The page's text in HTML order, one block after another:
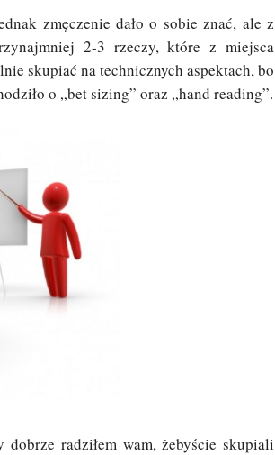
zmęczenie dało o sobie znać, ale z
2-3 rzeczy, które z miejsca
skupiać na technicznych aspektach, bo
o „bet sizing” oraz „hand reading”.
dobrze radziłem wam, żebyście skupiali